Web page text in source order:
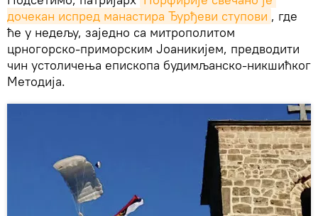
дочекан испред манастира Ђурђеви ступови , где
ће у недељу, заједно са митрополитом
црногорско-приморским Јоаникијем, предводити
чин устоличења епископа будимљанско-никшићког
Методија.